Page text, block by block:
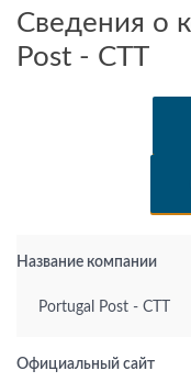
Сведения о
Post - CTT
Название компании
Portugal Post - CTT
Официальный сайт